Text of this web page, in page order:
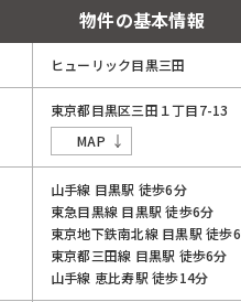
物件の基本情報
ヒューリック目黒三田
東京都目黒区三田１丁目7-13
MAP
山手線 目黒駅 徒歩6分
東急目黒線 目黒駅 徒歩6分
東京地下鉄南北線 目黒駅 徒歩
東京都三田線 目黒駅 徒歩6分
山手線 恵比寿駅 徒歩14分